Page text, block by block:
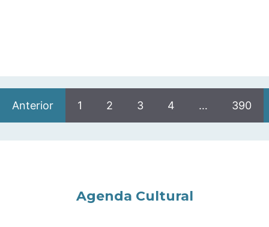
Anterior 1 2 3 4 … 390
Agenda Cultural